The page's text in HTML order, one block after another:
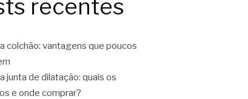
recentes
colchão: vantagens que poucos
junta de dilatação: quais os
e onde comprar?